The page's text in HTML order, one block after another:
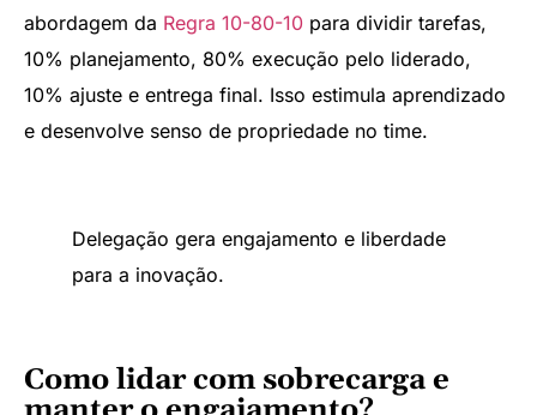
abordagem da Regra 10-80-10 para dividir tarefas,
10% planejamento, 80% execução pelo liderado,
10% ajuste e entrega final. Isso estimula aprendizado
e desenvolve senso de propriedade no time.
Delegação gera engajamento e liberdade
para a inovação.
Como lidar com sobrecarga e